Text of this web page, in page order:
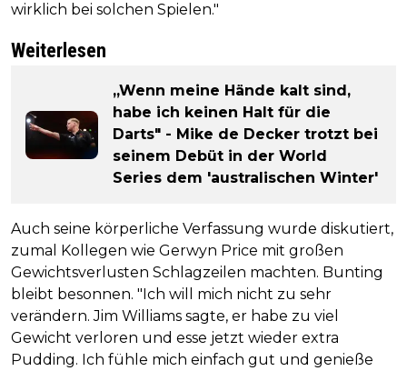
wirklich bei solchen Spielen."
Weiterlesen
„Wenn meine Hände kalt sind,
habe ich keinen Halt für die
Darts" - Mike de Decker trotzt bei
seinem Debüt in der World
Series dem 'australischen Winter'
Auch seine körperliche Verfassung wurde diskutiert,
zumal Kollegen wie Gerwyn Price mit großen
Gewichtsverlusten Schlagzeilen machten. Bunting
bleibt besonnen. "Ich will mich nicht zu sehr
verändern. Jim Williams sagte, er habe zu viel
Gewicht verloren und esse jetzt wieder extra
Pudding. Ich fühle mich einfach gut und genieße